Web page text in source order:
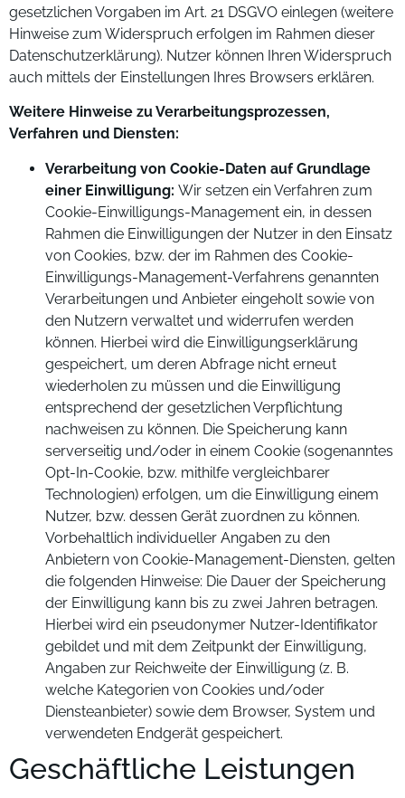
gesetzlichen Vorgaben im Art. 21 DSGVO einlegen (weitere
Hinweise zum Widerspruch erfolgen im Rahmen dieser
Datenschutzerklärung). Nutzer können Ihren Widerspruch
auch mittels der Einstellungen Ihres Browsers erklären.
Weitere Hinweise zu Verarbeitungsprozessen,
Verfahren und Diensten:
Verarbeitung von Cookie-Daten auf Grundlage
einer Einwilligung: Wir setzen ein Verfahren zum
Cookie-Einwilligungs-Management ein, in dessen
Rahmen die Einwilligungen der Nutzer in den Einsatz
von Cookies, bzw. der im Rahmen des Cookie-
Einwilligungs-Management-Verfahrens genannten
Verarbeitungen und Anbieter eingeholt sowie von
den Nutzern verwaltet und widerrufen werden
können. Hierbei wird die Einwilligungserklärung
gespeichert, um deren Abfrage nicht erneut
wiederholen zu müssen und die Einwilligung
entsprechend der gesetzlichen Verpflichtung
nachweisen zu können. Die Speicherung kann
serverseitig und/oder in einem Cookie (sogenanntes
Opt-In-Cookie, bzw. mithilfe vergleichbarer
Technologien) erfolgen, um die Einwilligung einem
Nutzer, bzw. dessen Gerät zuordnen zu können.
Vorbehaltlich individueller Angaben zu den
Anbietern von Cookie-Management-Diensten, gelten
die folgenden Hinweise: Die Dauer der Speicherung
der Einwilligung kann bis zu zwei Jahren betragen.
Hierbei wird ein pseudonymer Nutzer-Identifikator
gebildet und mit dem Zeitpunkt der Einwilligung,
Angaben zur Reichweite der Einwilligung (z. B.
welche Kategorien von Cookies und/oder
Diensteanbieter) sowie dem Browser, System und
verwendeten Endgerät gespeichert.
Geschäftliche Leistungen